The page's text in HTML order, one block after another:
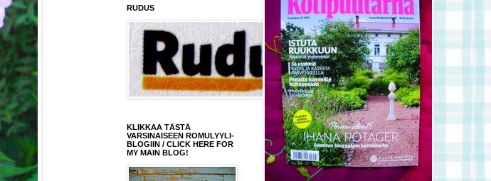
RUDUS
KLIKKAA TÄSTÄ
VARSINAISEEN ROMULYYLI-
BLOGIIN / CLICK HERE FOR
MY MAIN BLOG!